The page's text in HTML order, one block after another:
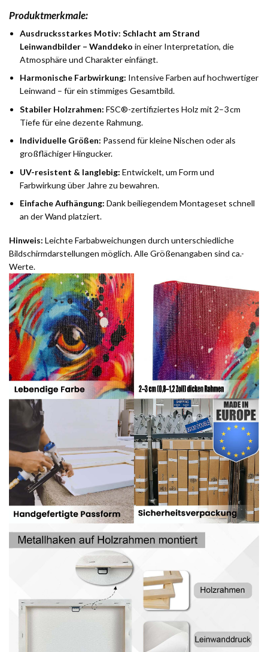
Produktmerkmale:
Ausdrucksstarkes Motiv: Schlacht am Strand
Leinwandbilder – Wanddeko in einer Interpretation, die
Atmosphäre und Charakter einfängt.
Harmonische Farbwirkung: Intensive Farben auf hochwertiger
Leinwand – für ein stimmiges Gesamtbild.
Stabiler Holzrahmen: FSC®-zertifiziertes Holz mit 2–3 cm
Tiefe für eine dezente Rahmung.
Individuelle Größen: Passend für kleine Nischen oder als
großflächiger Hingucker.
UV-resistent & langlebig: Entwickelt, um Form und
Farbwirkung über Jahre zu bewahren.
Einfache Aufhängung: Dank beiliegendem Montageset schnell
an der Wand platziert.
Hinweis: Leichte Farbabweichungen durch unterschiedliche
Bildschirmdarstellungen möglich. Alle Größenangaben sind ca.-
Werte.